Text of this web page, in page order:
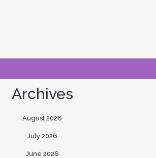
Archives
August 2026
July 2026
June 2026